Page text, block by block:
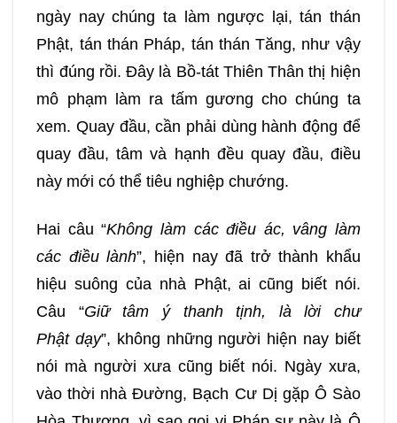
ngày nay chúng ta làm ngược lại, tán thán
Phật, tán thán Pháp, tán thán Tăng, như vậy
thì đúng rồi. Đây là Bồ-tát Thiên Thân thị hiện
mô phạm làm ra tấm gương cho chúng ta
xem. Quay đầu, cần phải dùng hành động để
quay đầu, tâm và hạnh đều quay đầu, điều
này mới có thể tiêu nghiệp chướng.
Hai câu “Không làm các điều ác, vâng làm
các điều lành”, hiện nay đã trở thành khẩu
hiệu suông của nhà Phật, ai cũng biết nói.
Câu “Giữ tâm ý thanh tịnh, là lờichư
Phậtdạy”, không những người hiện nay biết
nói mà người xưa cũng biết nói. Ngày xưa,
vào thời nhà Đường, Bạch Cư Dị gặp Ô Sào